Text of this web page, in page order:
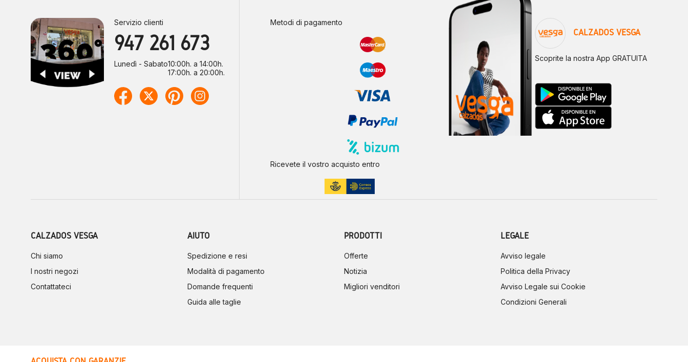
Servizio clienti
947 261 673
Lunedì - Sabato10:00h. a 14:00h.
17:00h. a 20:00h.
Metodi di pagamento
Ricevete il vostro acquisto entro
CALZADOS VESGA
Scoprite la nostra App GRATUITA
CALZADOS VESGA
Chi siamo
I nostri negozi
Contattateci
AIUTO
Spedizione e resi
Modalità di pagamento
Domande frequenti
Guida alle taglie
PRODOTTI
Offerte
Notizia
Migliori venditori
LEGALE
Avviso legale
Politica della Privacy
Avviso Legale sui Cookie
Condizioni Generali